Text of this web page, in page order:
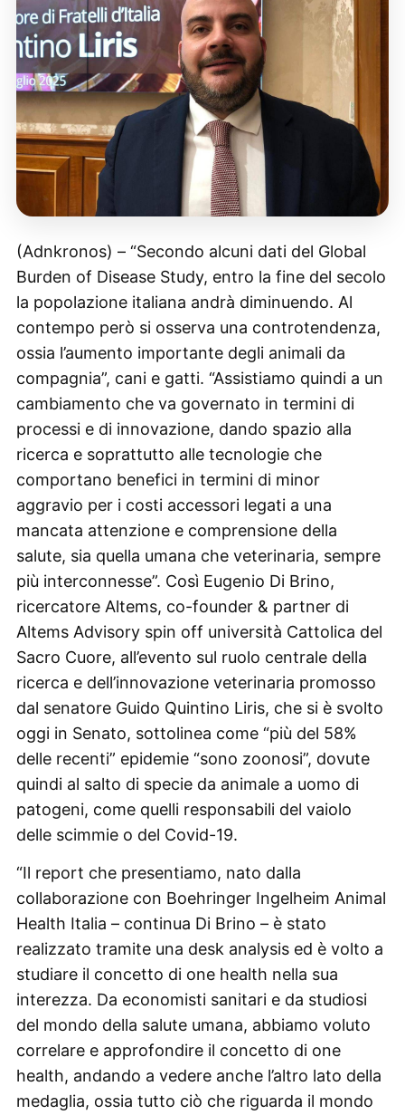
(Adnkronos) – “Secondo alcuni dati del Global
Burden of Disease Study, entro la fine del secolo
la popolazione italiana andrà diminuendo. Al
contempo però si osserva una controtendenza,
ossia l’aumento importante degli animali da
compagnia”, cani e gatti. “Assistiamo quindi a un
cambiamento che va governato in termini di
processi e di innovazione, dando spazio alla
ricerca e soprattutto alle tecnologie che
comportano benefici in termini di minor
aggravio per i costi accessori legati a una
mancata attenzione e comprensione della
salute, sia quella umana che veterinaria, sempre
più interconnesse”. Così Eugenio Di Brino,
ricercatore Altems, co-founder & partner di
Altems Advisory spin off università Cattolica del
Sacro Cuore, all’evento sul ruolo centrale della
ricerca e dell’innovazione veterinaria promosso
dal senatore Guido Quintino Liris, che si è svolto
oggi in Senato, sottolinea come “più del 58%
delle recenti” epidemie “sono zoonosi”, dovute
quindi al salto di specie da animale a uomo di
patogeni, come quelli responsabili del vaiolo
delle scimmie o del Covid-19.
“Il report che presentiamo, nato dalla
collaborazione con Boehringer Ingelheim Animal
Health Italia – continua Di Brino – è stato
realizzato tramite una desk analysis ed è volto a
studiare il concetto di one health nella sua
interezza. Da economisti sanitari e da studiosi
del mondo della salute umana, abbiamo voluto
correlare e approfondire il concetto di one
health, andando a vedere anche l’altro lato della
medaglia, ossia tutto ciò che riguarda il mondo